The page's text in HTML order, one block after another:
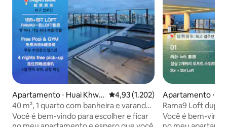
Apartamento ⋅ Huai Khwa
ng
4,93 de uma avaliação média de
4,93 (1.202)
40 m², 1 quarto com banheira e varanda
LOFT-D4/acomoda 3 pessoas/piscina no
terraço/próximo a RCA/próximo ao
Você é bem-vindo para escolher e ficar
Apartamento ⋅
g
Rama9 Loft
banheira A1 /
cobertura / perto
Você é bem-